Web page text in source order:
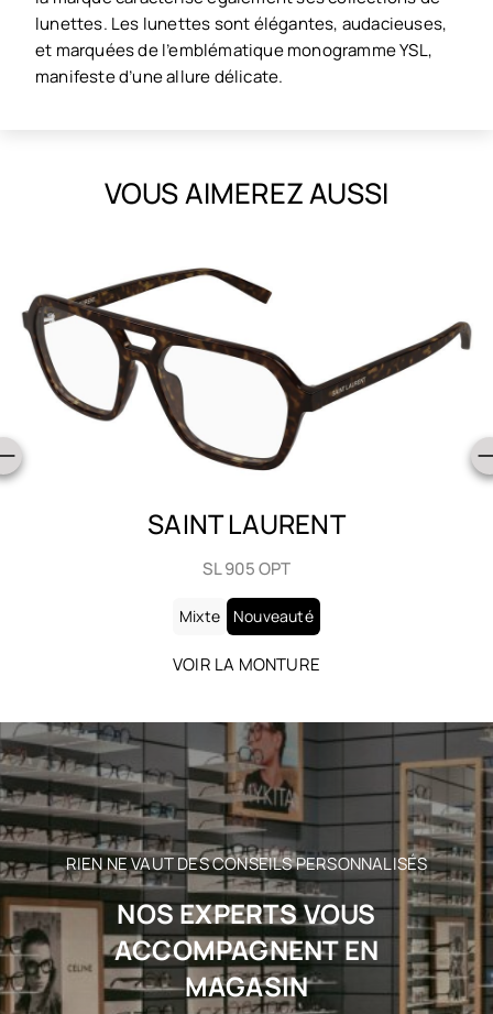
lunettes. Les lunettes sont élégantes, audacieuses,
et marquées de l’emblématique monogramme YSL,
manifeste d’une allure délicate.
VOUS AIMEREZ AUSSI
SAINT LAURENT
SL 905 OPT
Mixte Nouveauté
VOIR LA MONTURE
RIEN NE VAUT DES CONSEILS PERSONNALISÉS
NOS EXPERTS VOUS
ACCOMPAGNENT EN
MAGASIN